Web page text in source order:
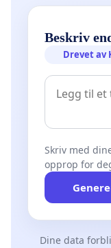
Beskriv
Drevet av
Skriv med
opprop for
Dine data